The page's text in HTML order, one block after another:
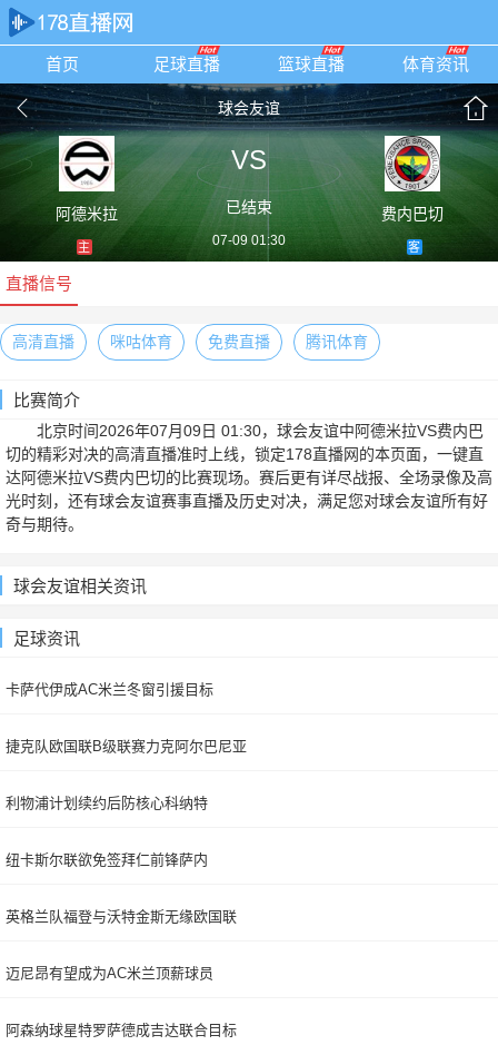
首页 足球直播 篮球直播 体育资讯
球会友谊
阿德米拉
主
VS
已结束
07-09 01:30
费内巴切
客
直播信号
高清直播 咪咕体育 免费直播 腾讯体育
比赛简介
北京时间2026年07月09日 01:30，球会友谊中阿德米拉VS费内巴
切的精彩对决的高清直播准时上线，锁定178直播网的本页面，一键直
达阿德米拉VS费内巴切的比赛现场。赛后更有详尽战报、全场录像及高
光时刻，还有球会友谊赛事直播及历史对决，满足您对球会友谊所有好
奇与期待。
球会友谊相关资讯
足球资讯
卡萨代伊成AC米兰冬窗引援目标
捷克队欧国联B级联赛力克阿尔巴尼亚
利物浦计划续约后防核心科纳特
纽卡斯尔联欲免签拜仁前锋萨内
英格兰队福登与沃特金斯无缘欧国联
迈尼昂有望成为AC米兰顶薪球员
阿森纳球星特罗萨德成吉达联合目标